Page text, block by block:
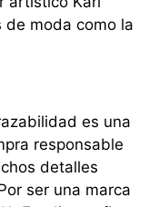
de moda como la
es una
responsable
detalles
ser una marca